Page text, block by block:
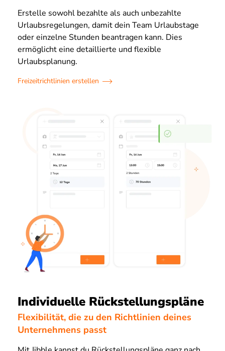
Erstelle sowohl bezahlte als auch unbezahlte
Urlaubsregelungen, damit dein Team Urlaubstage
oder einzelne Stunden beantragen kann. Dies
ermöglicht eine detaillierte und flexible
Urlaubsplanung.
Freizeitrichtlinien erstellen
Individuelle Rückstellungspläne
Flexibilität, die zu den Richtlinien deines
Unternehmens passt